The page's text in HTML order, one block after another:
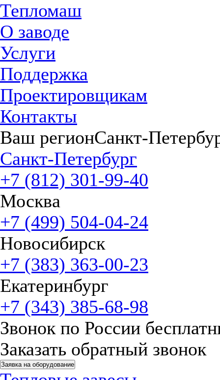
Тепломаш
О заводе
Услуги
Поддержка
Проектировщикам
Контакты
Ваш регионСанкт-
Санкт-Петербург
+7 (812) 301-99-40
Москва
+7 (499) 504-04-24
Новосибирск
+7 (383) 363-00-23
Екатеринбург
+7 (343) 385-68-98
Звонок по России
Заказать обратный звонок
Заявка на оборудование